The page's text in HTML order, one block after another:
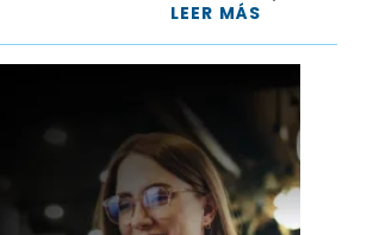
LEER MÁS